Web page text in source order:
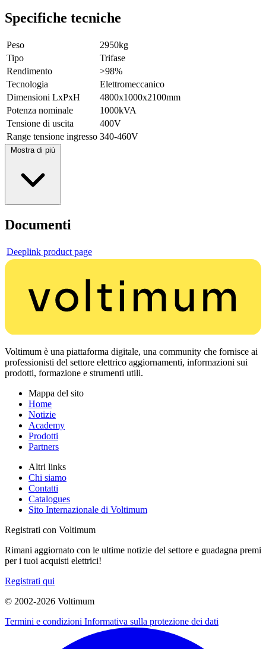
Specifiche tecniche
Peso
2950kg
Tipo
Trifase
Rendimento
>98%
Tecnologia
Elettromeccanico
Dimensioni LxPxH
4800x1000x2100mm
Potenza nominale
1000kVA
Tensione di uscita
400V
Range tensione ingresso 340-460V
Mostra di più
Documenti
Deeplink product page
Voltimum è una piattaforma digitale, una community che fornisce ai
professionisti del settore elettrico aggiornamenti, informazioni sui
prodotti, formazione e strumenti utili.
Mappa del sito
Home
Notizie
Academy
Prodotti
Partners
Altri links
Chi siamo
Contatti
Catalogues
Sito Internazionale di Voltimum
Registrati con Voltimum
Rimani aggiornato con le ultime notizie del settore e guadagna premi
per i tuoi acquisti elettrici!
Registrati qui
© 2002-2026 Voltimum
Termini e condizioni Informativa sulla protezione dei dati